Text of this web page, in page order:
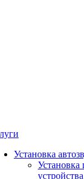
Установка
Установка
устройства